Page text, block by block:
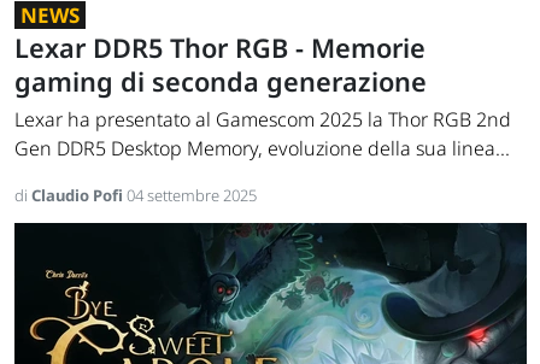
NEWS
Lexar DDR5 Thor RGB - Memorie
gaming di seconda generazione
Lexar ha presentato al Gamescom 2025 la Thor RGB 2nd
Gen DDR5 Desktop Memory, evoluzione della sua linea...
di Claudio Pofi 04 settembre 2025